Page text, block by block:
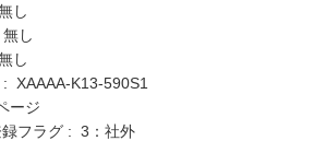
し
し
し
XAAAA-K13-590S1
ージ
フラグ : 3：社外